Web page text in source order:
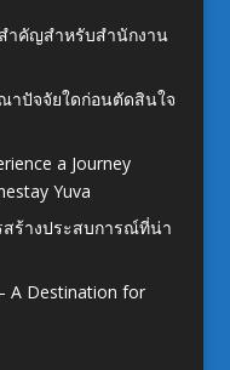
ำคัญสำหรับสำนักงาน
าปัจจัยใดก่อนตัดสินใจ
a Journey
Yuva
ร้างประสบการณ์ที่น่า
A Destination for